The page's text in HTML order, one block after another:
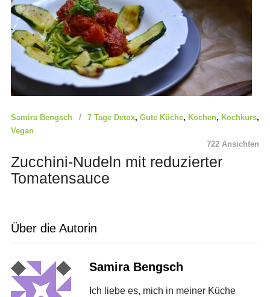
Samira Bengsch 7 Tage Detox, Gute Küche, Kochen, Kochkurs,
Vegan
722 Ansichten
Zucchini-Nudeln mit reduzierter
Tomatensauce
Über die Autorin
Samira Bengsch
Ich liebe es, mich in meiner Küche